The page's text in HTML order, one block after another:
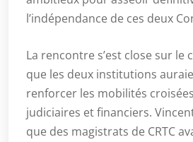
l’indépendance de ces deux
La rencontre s’est close sur le
que les deux institutions
renforcer les mobilités
judiciaires et financiers.
que des magistrats de CRTC